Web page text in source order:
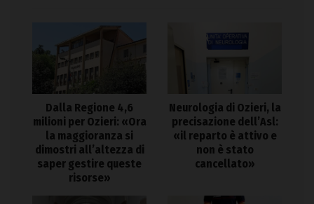
Dalla Regione 4,6
milioni per Ozieri: «Ora
la maggioranza si
dimostri all’altezza di
saper gestire queste
risorse»
Neurologia di Ozieri, la
precisazione dell’Asl:
«il reparto è attivo e
non è stato
cancellato»